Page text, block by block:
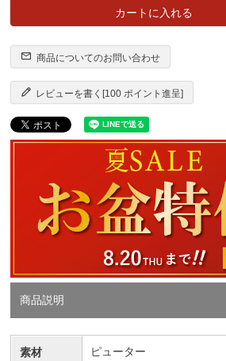
カートに入れる
商品についてのお問い合わせ
レビューを書く[100 ポイント進呈]
商品説明
素材 ピューター